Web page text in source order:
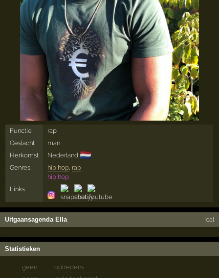
Functie
rap
Geslacht
man
Herkomst
Nederland 🇳🇱
Genres hip hop, rap
hip hop
Links
Uitgaansagenda Ella ical
Statistieken
geen ·
optredens